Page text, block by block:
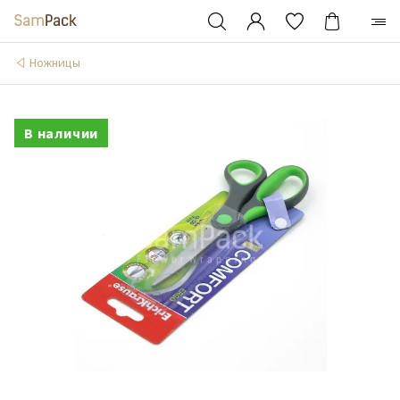
Ножницы
В наличии